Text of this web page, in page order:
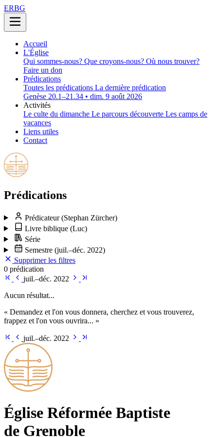
ERBG
Accueil
L'Église
Qui sommes-nous? Que croyons-nous? Où nous trouver?
Faire un don
Prédications
Toutes les prédications La dernière prédication
Genèse 20.1–21.34 • dim. 9 août 2026
Activités
Le culte du dimanche Le parcours découverte Les camps de
vacances
Liens utiles
Contact
Prédications
Prédicateur(Stephan Zürcher)
Livre biblique (Luc)
Série
Semestre (juil.–déc. 2022)
Supprimer les filtres
0 prédication
juil.–déc. 2022
Aucun résultat...
« Demandez et l'on vous donnera, cherchez et vous trouverez,
frappez et l'on vous ouvrira... »
juil.–déc. 2022
Église Ré­for­mée Bap­tiste
de Grenoble